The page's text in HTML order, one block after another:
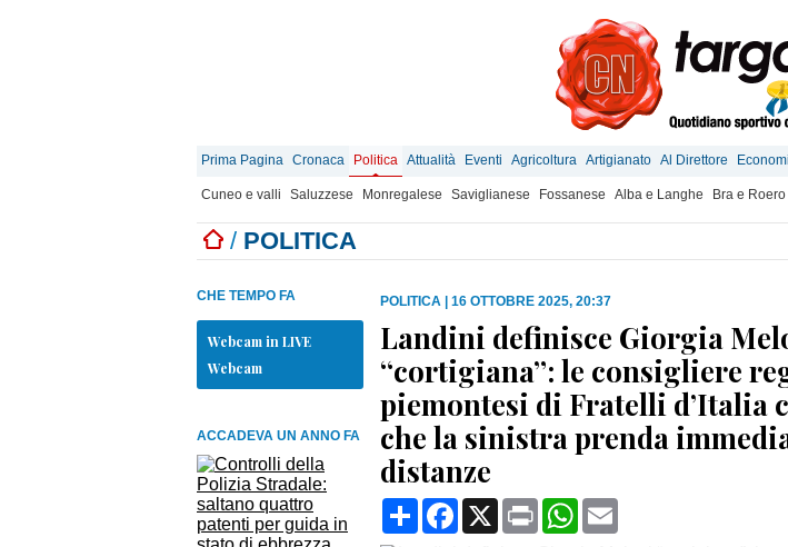
Prima Pagina Cronaca Politica Attualità Eventi Agricoltura Artigianato Al Direttore
Cuneo e valli Saluzzese Monregalese Saviglianese Fossanese Alba e Langhe Bra e Roero
/ POLITICA
CHE TEMPO FA
Webcam in LIVE
Webcam
ACCADEVA UN ANNO FA
POLITICA 16 OTTOBRE 2025, 20:37
Landini definisce Giorgia
“cortigiana”: le consigliere
piemontesi di Fratelli d’Italia
che la sinistra prenda
distanze
CondividiFacebook
X Print WhatsApp